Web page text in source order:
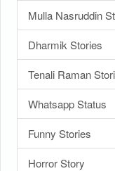
Mulla Nasruddin
Dharmik Stories
Tenali Raman
Whatsapp Status
Funny Stories
Horror Story